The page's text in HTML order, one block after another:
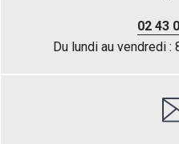
02 43
Du lundi au vendredi